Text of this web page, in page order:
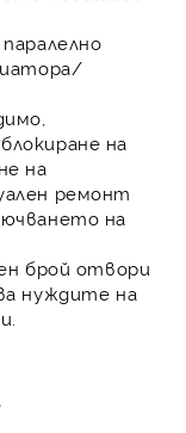
паралелно
на
на
ремонт
на
брой отвори
нуждите на